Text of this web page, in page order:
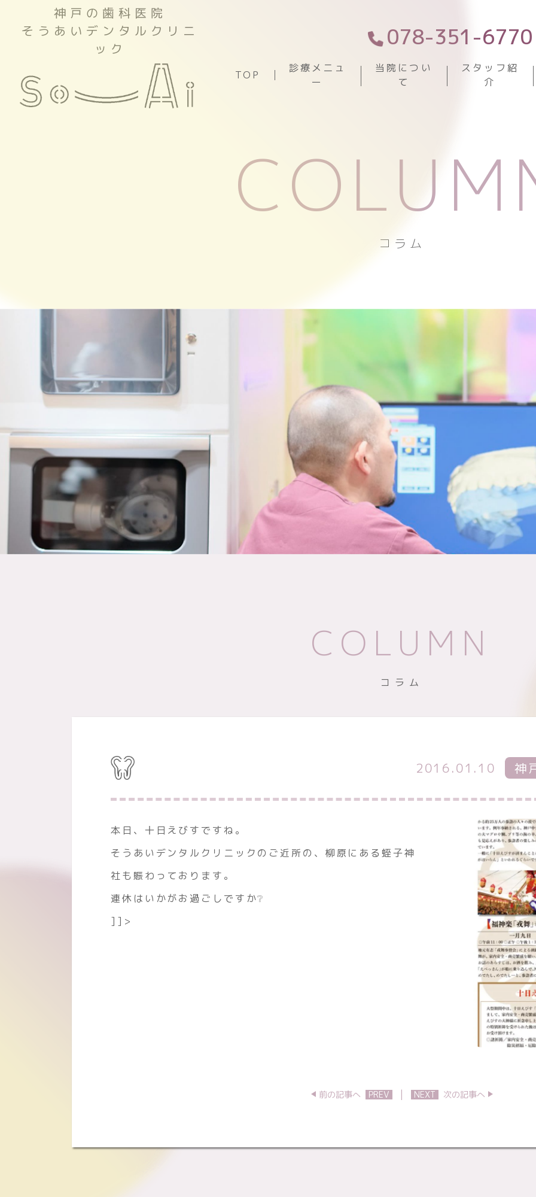
神戸の歯科医院
そうあいデンタルクリニ
ック
078-351-6770
TOP
診療メニュ
ー
当院につい
て
スタッフ紹
介
コラム
COLUMN
コラム
2016.01.10 神
本日、十日えびすですね。
そうあいデンタルクリニックのご近所の、柳原にある蛭子神
社も賑わっております。
連休はいかがお過ごしですか❔
]]>
前の記事へ PREV | NEXT 次の記事へ